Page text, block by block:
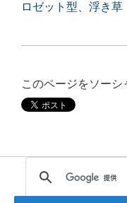
ロゼット型 浮き草
このページをソー